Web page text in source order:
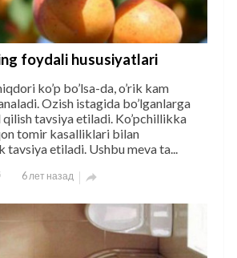
foydali hususiyatlari
ko’p bo’lsa-da, o’rik kam
Ozish istagida bo’lganlarga
qilish tavsiya etiladi. Ko’pchillikka
tomir kasalliklari bilan
tavsiya etiladi. Ushbu meva ta...
6 лет назад 